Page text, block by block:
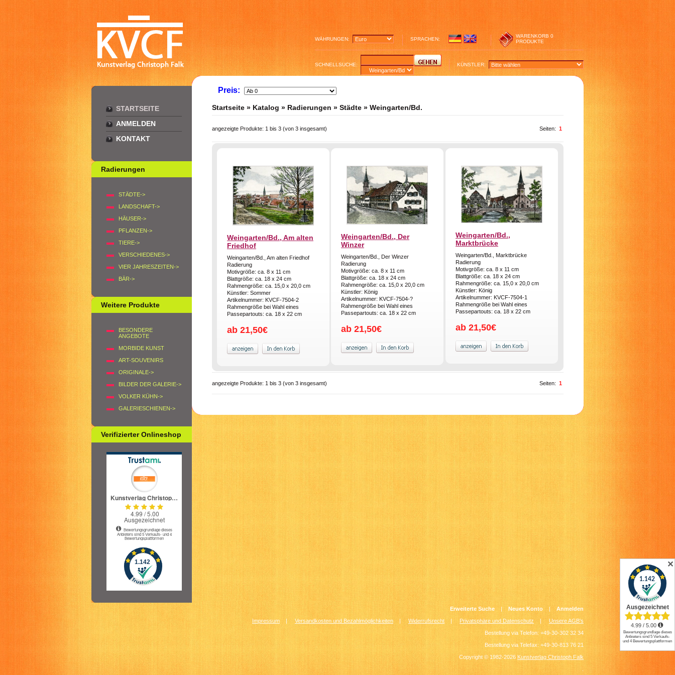
WÄHRUNGEN: SPRACHEN:
WARENKORB 0
PRODUKTE
SCHNELLSUCHE: KÜNSTLER:
STARTSEITE
ANMELDEN
KONTAKT
Radierungen
STÄDTE->
LANDSCHAFT->
HÄUSER->
PFLANZEN->
TIERE->
VERSCHIEDENES->
VIER JAHRESZEITEN->
BÄR->
Weitere Produkte
BESONDERE
ANGEBOTE
MORBIDE KUNST
ART-SOUVENIRS
ORIGINALE->
BILDER DER GALERIE->
VOLKER KÜHN->
GALERIESCHIENEN->
Verifizierter Onlineshop
Preis:
Startseite » Katalog » Radierungen » Städte » Weingarten/Bd.
angezeigte Produkte: 1 bis 3 (von 3 insgesamt) Seiten: 1
Weingarten/Bd., Am alten
Friedhof
Weingarten/Bd., Am alten Friedhof
Radierung
Motivgröße: ca. 8 x 11 cm
Blattgröße: ca. 18 x 24 cm
Rahmengröße: ca. 15,0 x 20,0 cm
Künstler: Sommer
Artikelnummer: KVCF-7504-2
Rahmengröße bei Wahl eines
Passepartouts: ca. 18 x 22 cm
ab 21,50€
Weingarten/Bd., Der
Winzer
Weingarten/Bd., Der Winzer
Radierung
Motivgröße: ca. 8 x 11 cm
Blattgröße: ca. 18 x 24 cm
Rahmengröße: ca. 15,0 x 20,0 cm
Künstler: König
Artikelnummer: KVCF-7504-?
Rahmengröße bei Wahl eines
Passepartouts: ca. 18 x 22 cm
ab 21,50€
Weingarten/Bd.,
Marktbrücke
Weingarten/Bd., Marktbrücke
Radierung
Motivgröße: ca. 8 x 11 cm
Blattgröße: ca. 18 x 24 cm
Rahmengröße: ca. 15,0 x 20,0 cm
Künstler: König
Artikelnummer: KVCF-7504-1
Rahmengröße bei Wahl eines
Passepartouts: ca. 18 x 22 cm
ab 21,50€
angezeigte Produkte: 1 bis 3 (von 3 insgesamt) Seiten: 1
Erweiterte Suche | Neues Konto | Anmelden
Impressum | Versandkosten und Bezahlmöglichkeiten|Widerrufsrecht | Privatsphäre und Datenschutz |Unsere AGB's
Bestellung via Telefon: +49-30-302 32 34
Bestellung via Telefax: +49-30-813 76 21
Copyright © 1982-2026 Kunstverlag Christoph Falk
✕